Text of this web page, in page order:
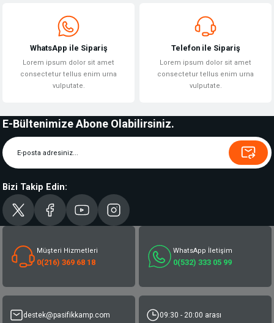
WhatsApp ile Sipariş
Lorem ipsum dolor sit amet
consectetur tellus enim urna
vulputate.
Telefon ile Sipariş
Lorem ipsum dolor sit amet
consectetur tellus enim urna
vulputate.
E-Bültenimize Abone Olabilirsiniz.
Bizi Takip Edin:
Müşteri Hizmetleri
0(216) 369 68 18
WhatsApp İletişim
0(532) 333 05 99
destek@pasifikkamp.com 09:30 - 20:00 arası